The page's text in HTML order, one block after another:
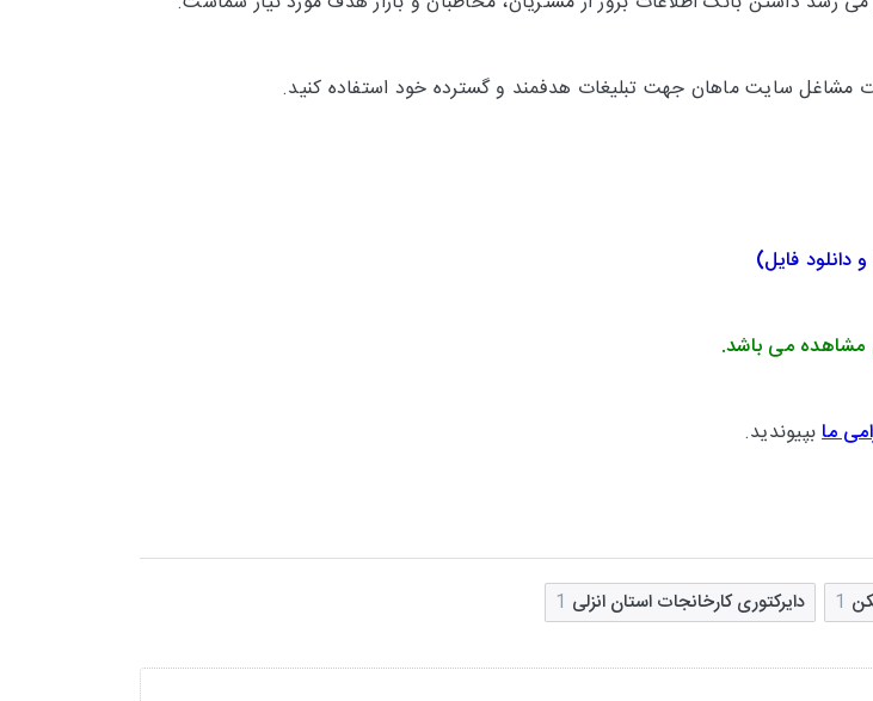
مشاغل سایت ماهان جهت تبلیغات هدفمند و گسترده خود استفاده کنید.
فایل)
مشاهده می باشد.
مابپیوندید.
1 دایرکتوری کارخانجات استان انزلی 1